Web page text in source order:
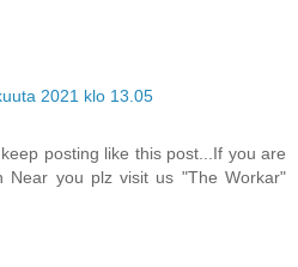
2021 klo 13.05
posting like this post...If you are
Near you plz visit us "The Workar"